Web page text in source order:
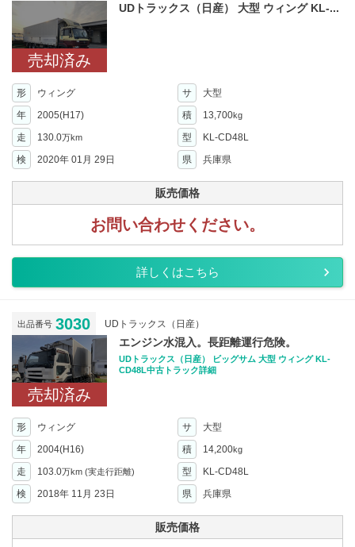
売却済み
UDトラックス（日産） 大型 ウィング KL-...
形 ウィング サ
大型
年
2005(H17) 積 13,700kg
走 130.0万km 型
KL-CD48L
検
2020年 01月 29日 県 兵庫県
販売価格
お問い合わせください。
詳しくはこちら
出品番号 3030 UDトラックス（日産）
売却済み
エンジン水混入。長距離運行危険。
UDトラックス（日産） ビッグサム 大型 ウィング KL-
CD48L中古トラック詳細
形 ウィング サ
大型
年
2004(H16) 積 14,200kg
走 103.0万km (実走行距離) 型
KL-CD48L
検
2018年 11月 23日 県 兵庫県
販売価格